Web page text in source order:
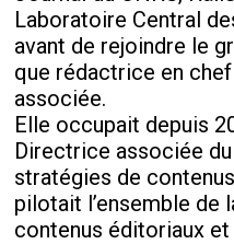
Laboratoire Central
avant de rejoindre le
que rédactrice en
associée.
Elle occupait depuis
Directrice associée
stratégies de
pilotait l’ensemble de
contenus éditoriaux